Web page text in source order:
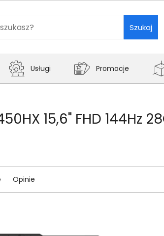
Szukaj
Usługi Promocje
15,6" FHD 144Hz
Opinie